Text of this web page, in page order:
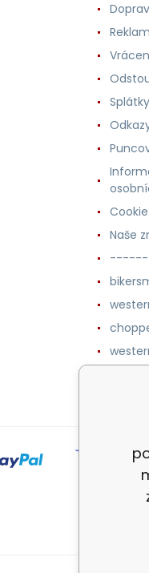
Splátky
Cookie
Naše